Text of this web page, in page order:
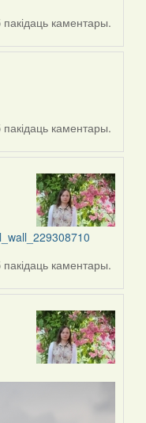
пакідаць каментары.
пакідаць каментары.
пакідаць каментары.